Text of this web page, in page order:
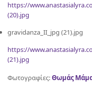
https://
(20).jpg
gravidanza_II_jpg (21).jpg
https://
(21).jpg
Φωτογραφίες:Θωμάς